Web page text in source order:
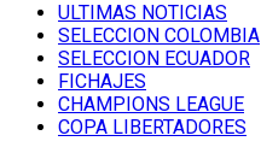
ULTIMAS NOTICIAS
SELECCION COLOMBIA
SELECCION ECUADOR
FICHAJES
CHAMPIONS LEAGUE
COPA LIBERTADORES